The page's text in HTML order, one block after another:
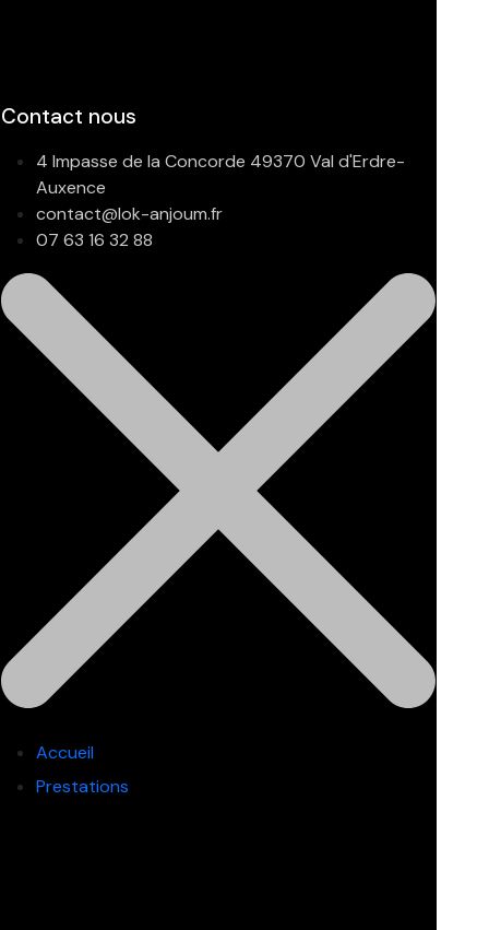
Contact nous
4 Impasse de la Concorde 49370 Val d'Erdre-
Auxence
contact@lok-anjoum.fr
07 63 16 32 88
Accueil
Prestations